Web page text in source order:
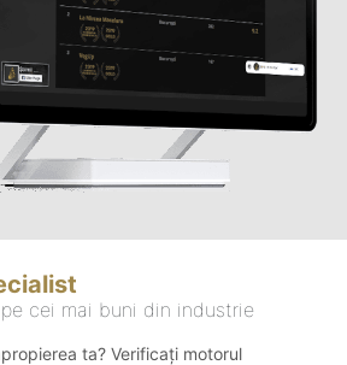
cei mai buni din industrie
ta? Verificați motorul